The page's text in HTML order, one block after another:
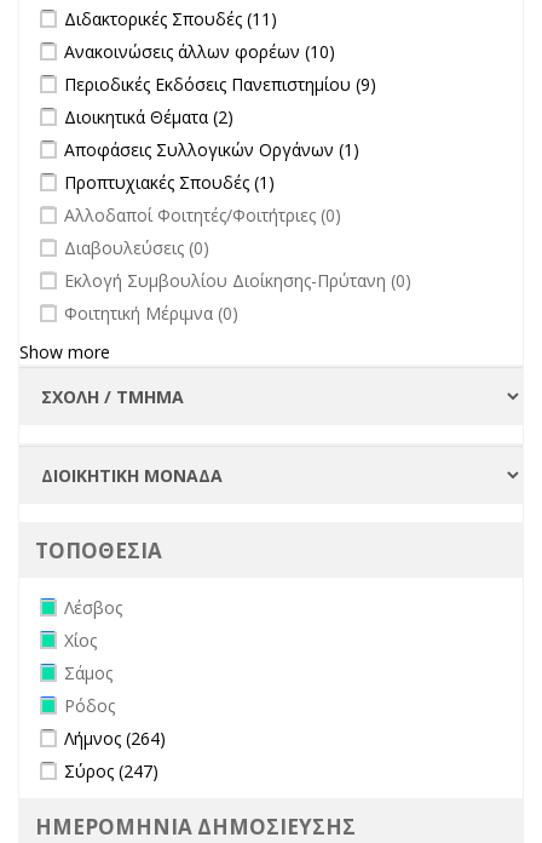
Apply Διδακτορικές Σπουδές filter
Διδακτορικές Σπουδές (11)
Apply Ανακοινώσεις άλλων φορέων filter
Ανακοινώσεις άλλων φορέων (10)
Apply Περιοδικές Εκδόσεις Πανεπιστημίου filter
Περιοδικές Εκδόσεις Πανεπιστημίου (9)
Apply Διοικητικά Θέματα filter
Διοικητικά Θέματα (2)
Apply Αποφάσεις Συλλογικών Οργάνων filter
Αποφάσεις Συλλογικών Οργάνων (1)
Apply Προπτυχιακές Σπουδές filter
Προπτυχιακές Σπουδές (1)
undefined
Αλλοδαποί Φοιτητές/Φοιτήτριες (0)
undefined
Διαβουλεύσεις (0)
undefined
Εκλογή Συμβουλίου Διοίκησης-Πρύτανη (0)
undefined
Φοιτητική Μέριμνα (0)
Show more
ΤΟΠΟΘΕΣΙΑ
Remove Λέσβος filter
Λέσβος
Remove Χίος filter
Χίος
Remove Σάμος filter
Σάμος
Remove Ρόδος filter
Ρόδος
Apply Λήμνος filter
Λήμνος (264)
Apply Σύρος filter
Σύρος (247)
ΗΜΕΡΟΜΗΝΙΑ ΔΗΜΟΣΙΕΥΣΗΣ